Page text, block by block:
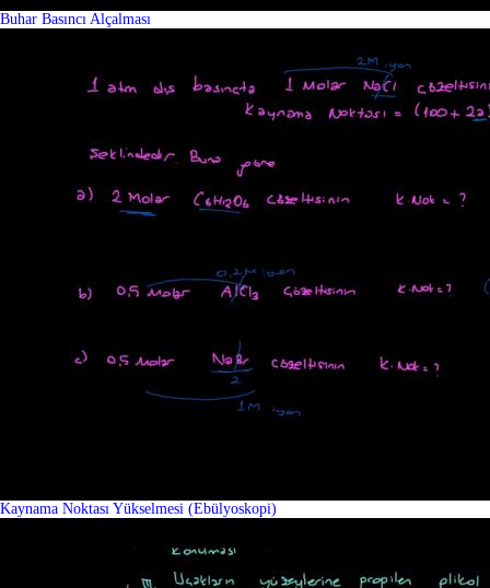
Buhar Basıncı Alçalması
Kaynama Noktası Yükselmesi (Ebülyoskopi)